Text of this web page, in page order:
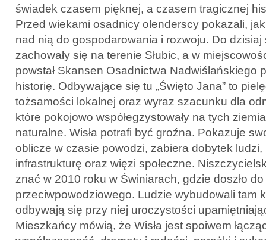
świadek czasem pięknej, a czasem tragicznej
Przed wiekami osadnicy olenderscy pokazali,
nad nią do gospodarowania i rozwoju. Do dzisiaj
zachowały się na terenie Słubic, a w
powstał Skansen Osadnictwa Nadwiślańskiego
historię. Odbywające się tu „Święto Jana” to
tożsamości lokalnej oraz wyraz szacunku dla
które pokojowo współegzystowały na tych
naturalne. Wisła potrafi być groźna. Pokazuje
oblicze w czasie powodzi, zabiera dobytek ludzi,
infrastrukturę oraz więzi społeczne.
znać w 2010 roku w Świniarach, gdzie doszło do
przeciwpowodziowego. Ludzie wybudowali tam
odbywają się przy niej uroczystości
Mieszkańcy mówią, że Wisła jest spoiwem